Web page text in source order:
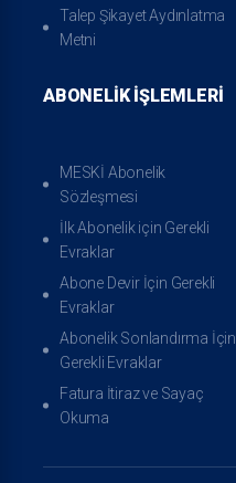
Talep Şikayet Aydınlatma
Metni
ABONELIK İŞLEMLERI
MESKİ Abonelik
Sözleşmesi
İlk Abonelik için Gerekli
Evraklar
Abone Devir İçin Gerekli
Evraklar
Abonelik Sonlandırma İçin
Gerekli Evraklar
Fatura İtiraz ve Sayaç
Okuma